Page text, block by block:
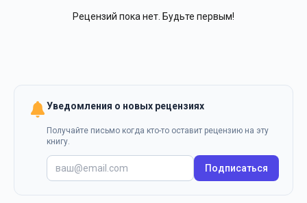
Рецензий пока нет. Будьте первым!
Уведомления о новых рецензиях
Получайте письмо когда кто-то оставит рецензию на эту
книгу.
Подписаться